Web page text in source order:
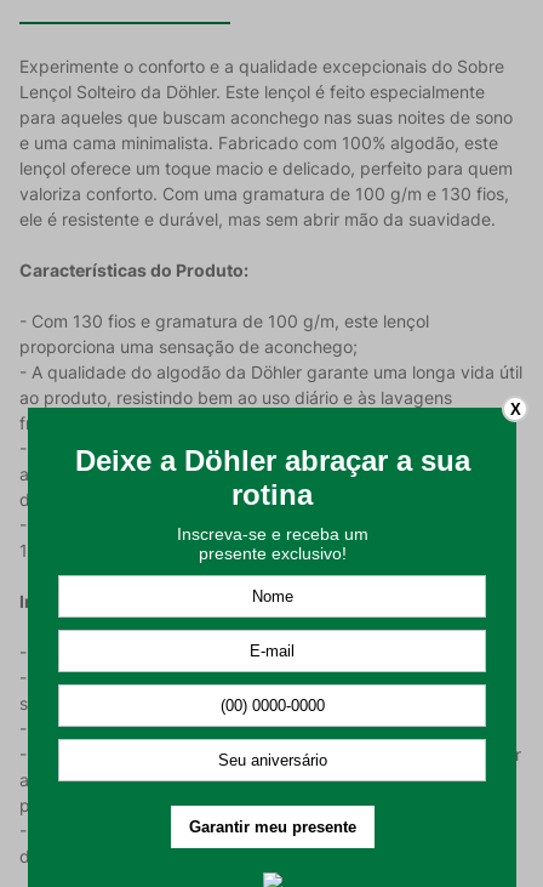
Experimente o conforto e a qualidade excepcionais do Sobre
Lençol Solteiro da Döhler. Este lençol é feito especialmente
para aqueles que buscam aconchego nas suas noites de sono
e uma cama minimalista. Fabricado com 100% algodão, este
lençol oferece um toque macio e delicado, perfeito para quem
valoriza conforto. Com uma gramatura de 100 g/m e 130 fios,
ele é resistente e durável, mas sem abrir mão da suavidade.
Características do Produto:
- Com 130 fios e gramatura de 100 g/m, este lençol
proporciona uma sensação de aconchego;
- A qualidade do algodão da Döhler garante uma longa vida útil
ao produto, resistindo bem ao uso diário e às lavagens
frequentes;
- A cor salmão adiciona um toque de sofisticação e elegância
ao seu quarto, combinando facilmente com diversos estilos de
decoração;
- Produto fabricado para camas solteiro padrão, medindo
140x250cm.
Instruções de Uso:
- Realizar a higienização do produto antes da utilização;
- Lavar separado de outras peças de roupa, em processo
suave da sua máquina e com temperatura máxima de 60C;
- Não recomendado alvejar o produto e nem limpar a seco;
- A secagem deve ser feita ao ar livre e na sombra para manter
a qualidade da estampa e não é recomendado realizar esse
processo na máquina;
- A temperatura máxima recomendado durante o uso de ferro
de passar roupas é de 150C.
X